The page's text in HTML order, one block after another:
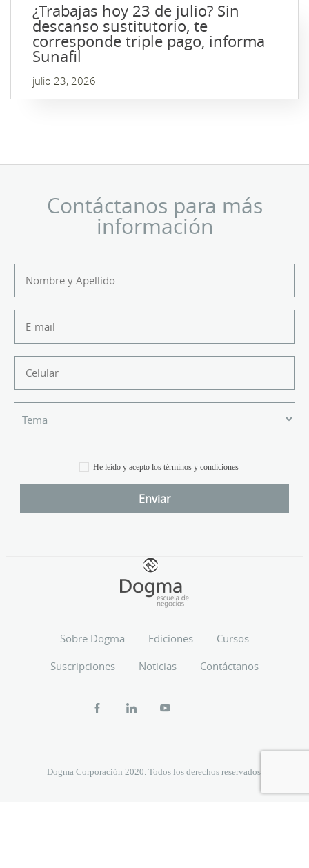
¿Trabajas hoy 23 de julio? Sin
descanso sustitutorio, te
corresponde triple pago, informa
Sunafil
julio 23, 2026
Contáctanos para más
información
He leído y acepto los términos y condiciones
Sobre Dogma Ediciones
Cursos
Suscripciones
Noticias Contáctanos
Dogma Corporación 2020. Todos los derechos reservados.